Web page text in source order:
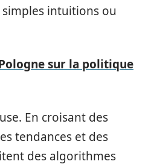
intuitions ou
sur la politique
En croisant des
tendances et des
des algorithmes